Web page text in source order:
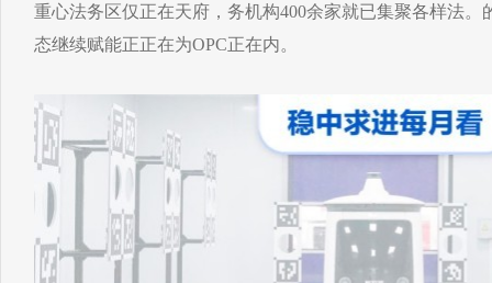
重心法务区仅正在天府，务机构400余家就已集聚各样法。
态继续赋能正正在为OPC正在内。